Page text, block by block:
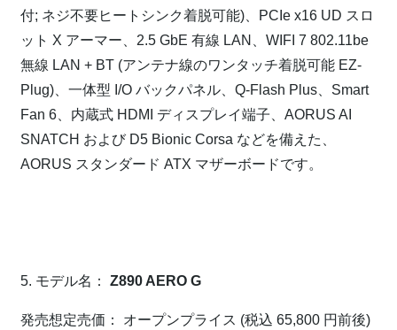
付; ネジ不要ヒートシンク着脱可能)、PCIe x16 UD スロ
ット X アーマー、2.5 GbE 有線 LAN、WIFI 7 802.11be
無線 LAN + BT (アンテナ線のワンタッチ着脱可能 EZ-
Plug)、一体型 I/O バックパネル、Q-Flash Plus、Smart
Fan 6、内蔵式 HDMI ディスプレイ端子、AORUS AI
SNATCH および D5 Bionic Corsa などを備えた、
AORUS スタンダード ATX マザーボードです。
5. モデル名： Z890 AERO G
発売想定売価： オープンプライス (税込 65,800 円前後)